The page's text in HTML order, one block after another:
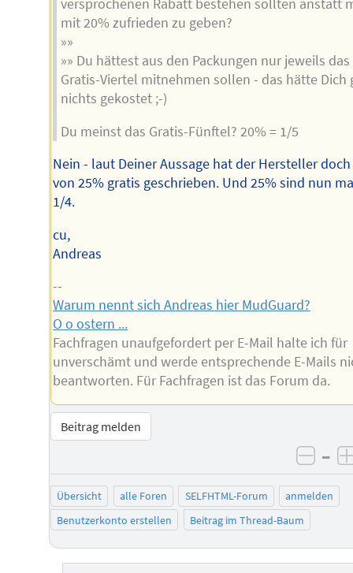
versprochenen Rabatt bestehen sollten anstatt
mit 20% zufrieden zu geben?
»»
»» Du hättest aus den Packungen nur jeweils das
Gratis-Viertel mitnehmen sollen - das hätte Dich
nichts gekostet ;-)
Du meinst das Gratis-Fünftel? 20% = 1/5
Nein - laut Deiner Aussage hat der Hersteller
von 25% gratis geschrieben. Und 25% sind nun
1/4.
cu,
Andreas
--
Warum nennt sich Andreas hier MudGuard?
O o ostern ...
Fachfragen unaufgefordert per E-Mail halte ich für
unverschämt und werde entsprechende E-Mails
beantworten. Für Fachfragen ist das Forum da.
Beitrag melden
–
Übersicht alle Foren SELFHTML-Forum
anmelden
Benutzerkonto erstellen
Beitrag im Thread-Baum